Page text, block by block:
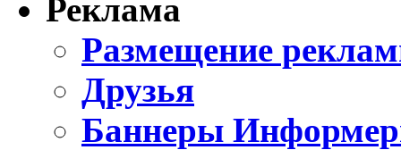
Реклама
Размещение
Друзья
Баннеры